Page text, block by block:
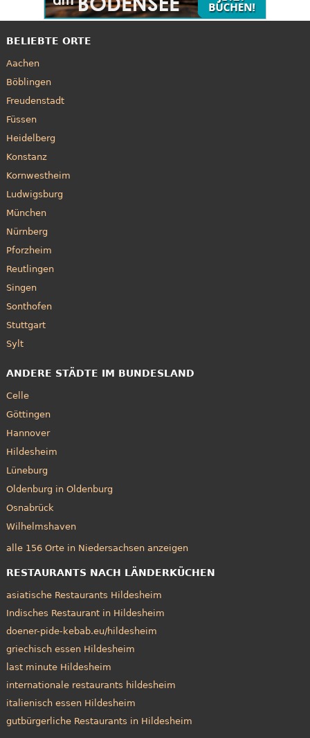
BELIEBTE ORTE
Aachen
Böblingen
Freudenstadt
Füssen
Heidelberg
Konstanz
Kornwestheim
Ludwigsburg
München
Nürnberg
Pforzheim
Reutlingen
Singen
Sonthofen
Stuttgart
Sylt
ANDERE STÄDTE IM BUNDESLAND
Celle
Göttingen
Hannover
Hildesheim
Lüneburg
Oldenburg in Oldenburg
Osnabrück
Wilhelmshaven
alle 156 Orte in Niedersachsen anzeigen
RESTAURANTS NACH LÄNDERKÜCHEN
asiatische Restaurants Hildesheim
Indisches Restaurant in Hildesheim
doener-pide-kebab.eu/hildesheim
griechisch essen Hildesheim
last minute Hildesheim
internationale restaurants hildesheim
italienisch essen Hildesheim
gutbürgerliche Restaurants in Hildesheim